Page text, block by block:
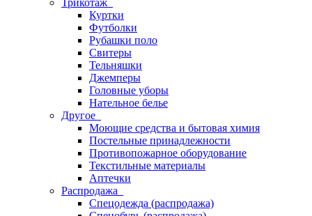
Трикотаж
Куртки
Футболки
Рубашки поло
Свитеры
Тельняшки
Джемперы
Головные уборы
Нательное белье
Другое
Моющие средства и бытовая химия
Постельные принадлежности
Противопожарное оборудование
Текстильные материалы
Аптечки
Распродажа
Спецодежда (распродажа)